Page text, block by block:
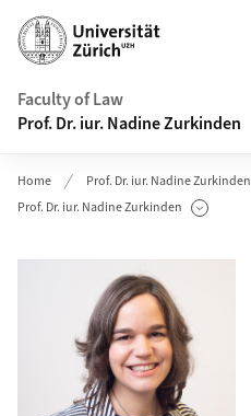
Header
Faculty of Law
Prof. Dr. iur. Nadine Zurkinden
Home Prof. Dr. iur. Nadine Zurkinden
Prof. Dr. iur. Nadine Zurkinden
Show Subpages